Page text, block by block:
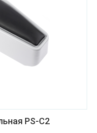
PS-C2